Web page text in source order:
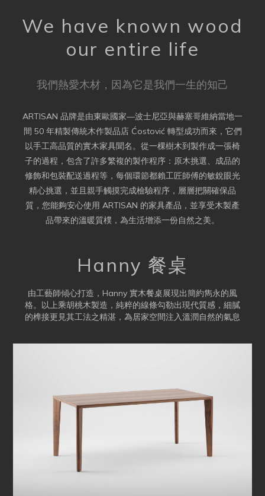
We have known wood
our entire life
我們熱愛木材，因為它是我們一生的知己
ARTISAN 品牌是由東歐國家—波士尼亞與赫塞哥維納當地一
間 50 年精製傳統木作製品店 Ćostović 轉型成功而來，它們
以手工高品質的實木家具聞名。從一棵樹木到製作成一張椅
子的過程，包含了許多繁複的製作程序：原木挑選、成品的
修飾和包裝配送過程等，每個環節都賴工匠師傅的敏銳眼光
精心挑選，並且親手觸摸完成檢驗程序，層層把關確保品
質，您能夠安心使用 ARTISAN 的家具產品，並享受木製產
品帶來的溫暖質樸，為生活增添一份自然之美。
Hanny 餐桌
由工藝師傾心打造，Hanny 實木餐桌展現出簡約雋永的風
格。以上乘胡桃木製造，純粹的線條勾勒出現代質感，細膩
的榫接更見其工法之精湛，為居家空間注入溫潤自然的氣息